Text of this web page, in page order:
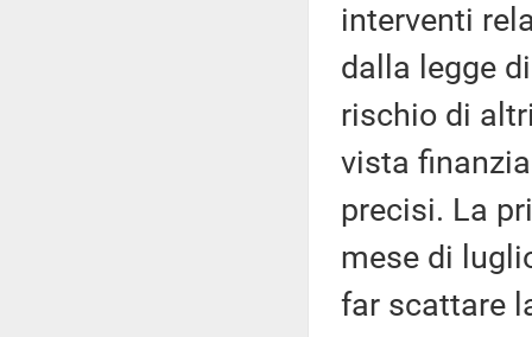
interventi
dalla legge
rischio di
vista
precisi. La
mese di
far scattare